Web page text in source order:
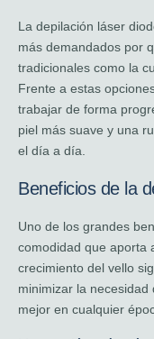
La depilación láser
más demandados por
tradicionales como la
Frente a estas
trabajar de forma
piel más suave y una
el día a día.
Beneficios de la
Uno de los grandes
comodidad que aporta
crecimiento del vello
minimizar la
mejor en cualquier